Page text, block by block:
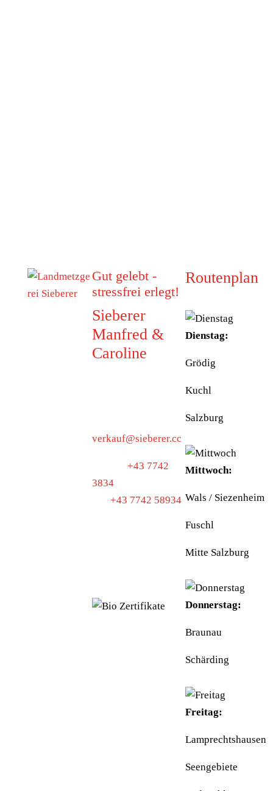
Gut gelebt -
stressfrei erlegt!
Sieberer
Manfred &
Caroline
verkauf@sieberer.cc
+43 7742
3834
+43 7742 58934
Routenplan
Dienstag:
Grödig
Kuchl
Salzburg
Mittwoch:
Wals / Siezenheim
Fuschl
Mitte Salzburg
Donnerstag:
Braunau
Schärding
Freitag:
Lamprechtshausen
Seengebiete